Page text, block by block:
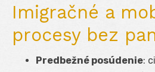
Imigračné a
procesy bez
Predbežné posúdenie: